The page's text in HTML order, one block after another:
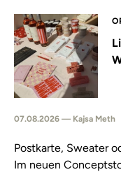
07.08.2026 — Kajsa Meth
Postkarte, Sweater
Im neuen